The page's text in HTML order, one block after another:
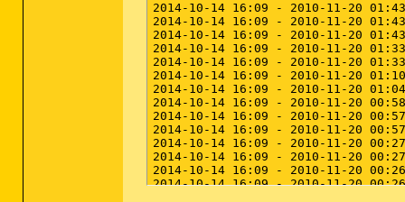
2014-10-22 16:31 - 2014-10-22
2014-10-22 16:22 - 2014-10-22
2014-10-21 18:19 - 2014-10-21
2014-10-21 02:36 - 2014-10-21 02:36
2014-10-21 02:36 - 2014-10-21
2014-10-21 02:36 - 2014-10-21
2014-10-20 19:12 - 2014-10-20
2014-10-20 18:53 - 2014-10-26
2014-10-20 18:53 - 2014-10-20
2014-10-20 18:53 - 2014-10-20
2014-10-20 18:52 - 2014-10-20